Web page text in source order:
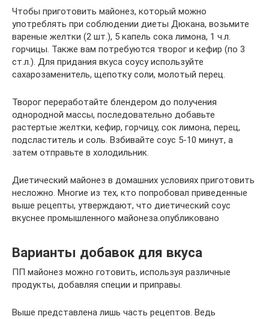
Чтобы приготовить майонез, который можно
употреблять при соблюдении диеты Дюкана, возьмите
вареные желтки (2 шт.), 5 капель сока лимона, 1 ч.л.
горчицы. Также вам потребуются творог и кефир (по 3
ст.л.). Для придания вкуса соусу используйте
сахарозаменитель, щепотку соли, молотый перец.
Творог переработайте блендером до получения
однородной массы, последовательно добавьте
растертые желтки, кефир, горчицу, сок лимона, перец,
подсластитель и соль. Взбивайте соус 5-10 минут, а
затем отправьте в холодильник.
Диетический майонез в домашних условиях приготовить
несложно. Многие из тех, кто попробовал приведенные
выше рецепты, утверждают, что диетический соус
вкуснее промышленного майонеза.опубликовано
Варианты добавок для вкуса
ПП майонез можно готовить, используя различные
продукты, добавляя специи и приправы.
Выше представлена лишь часть рецептов. Ведь